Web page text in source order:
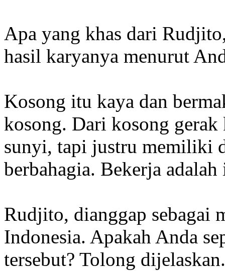
Apa yang khas dari
hasil karyanya menurut
Kosong itu kaya dan
kosong. Dari kosong
sunyi, tapi justru memiliki
berbahagia. Bekerja adalah
Rudjito, dianggap sebagai
Indonesia. Apakah Anda
tersebut? Tolong dijelaskan.